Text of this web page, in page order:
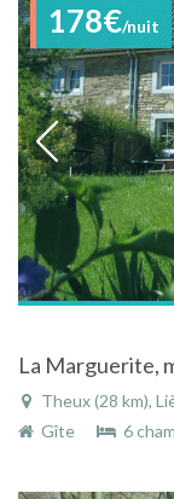
178€/nuit
Theux (28 km),
Gîte
6